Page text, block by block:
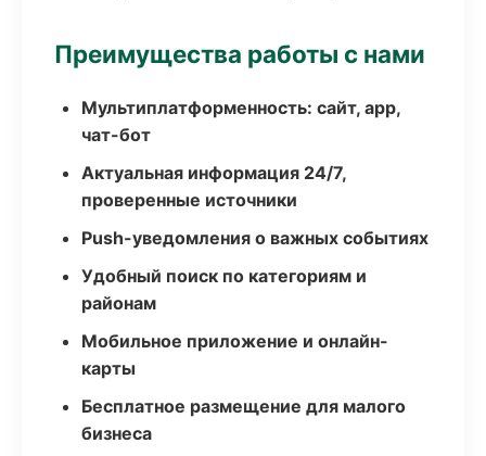
Преимущества работы с нами
Мультиплатформенность: сайт, app,
чат-бот
Актуальная информация 24/7,
проверенные источники
Push-уведомления о важных событиях
Удобный поиск по категориям и
районам
Мобильное приложение и онлайн-
карты
Бесплатное размещение для малого
бизнеса